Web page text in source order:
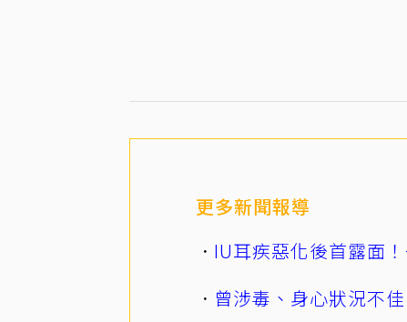
更多新聞報導
IU耳疾惡化後首露面
曾涉毒、身心狀況不